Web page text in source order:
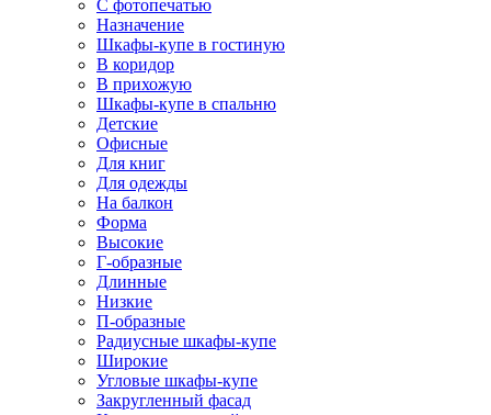
С фотопечатью
Назначение
Шкафы-купе в гостиную
В коридор
В прихожую
Шкафы-купе в спальню
Детские
Офисные
Для книг
Для одежды
На балкон
Форма
Высокие
Г-образные
Длинные
Низкие
П-образные
Радиусные шкафы-купе
Широкие
Угловые шкафы-купе
Закругленный фасад